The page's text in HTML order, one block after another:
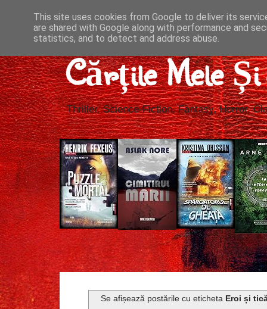
Cărțile Mele
Thriller, Science-Fiction, Fantasy, Horror,
Se afișează postările cu eticheta Eroi și
This site uses cookies from Google to deliver its
are shared with Google along with performance and
statistics, and to detect and address abuse.